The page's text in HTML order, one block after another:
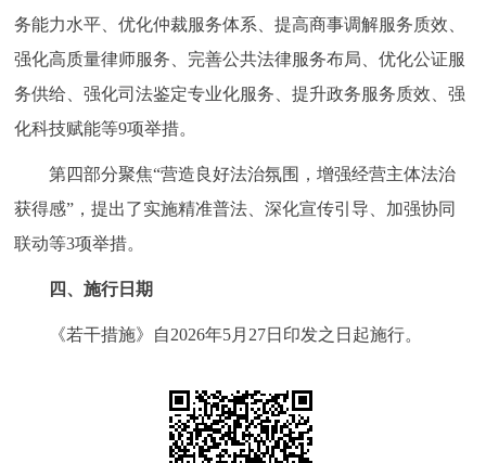
务能力水平、优化仲裁服务体系、提高商事调解服务质效、
强化高质量律师服务、完善公共法律服务布局、优化公证服
务供给、强化司法鉴定专业化服务、提升政务服务质效、强
化科技赋能等9项举措。
第四部分聚焦“营造良好法治氛围，增强经营主体法治
获得感”，提出了实施精准普法、深化宣传引导、加强协同
联动等3项举措。
四、施行日期
《若干措施》自2026年5月27日印发之日起施行。